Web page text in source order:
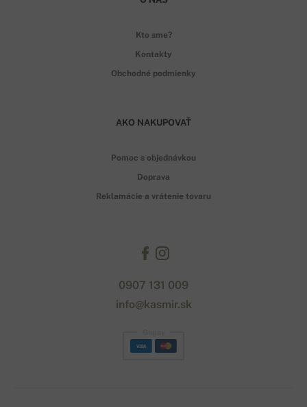
Kto sme?
Kontakty
Obchodné podmienky
AKO NAKUPOVAŤ
Pomoc s objednávkou
Doprava
Reklamácie a vrátenie tovaru
0907 131 009
info@kasmir.sk